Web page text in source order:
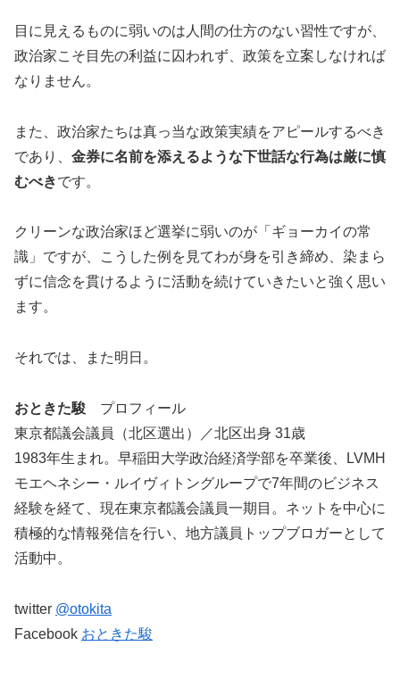
目に見えるものに弱いのは人間の仕方のない習性ですが、
政治家こそ目先の利益に囚われず、政策を立案しなければ
なりません。
また、政治家たちは真っ当な政策実績をアピールするべき
であり、 金券に名前を添えるような下世話な行為は厳に慎
むべきです。
クリーンな政治家ほど選挙に弱いのが「ギョーカイの常
識」ですが、こうした例を見てわが身を引き締め、染まら
ずに信念を貫けるように活動を続けていきたいと強く思い
ます。
それでは、また明日。
おときた駿 プロフィール
東京都議会議員（北区選出）／北区出身 31歳
1983年生まれ。早稲田大学政治経済学部を卒業後、LVMH
モエヘネシー・ルイヴィトングループで7年間のビジネス
経験を経て、現在東京都議会議員一期目。ネットを中心に
積極的な情報発信を行い、地方議員トップブロガーとして
活動中。
twitter @otokita
Facebook おときた駿